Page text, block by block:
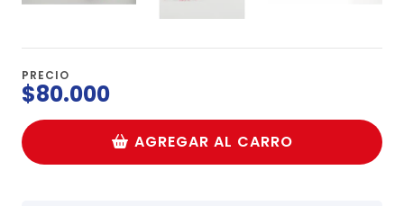
PRECIO
$80.000
AGREGAR AL CARRO